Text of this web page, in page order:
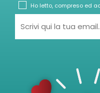
Ho letto, compreso ed